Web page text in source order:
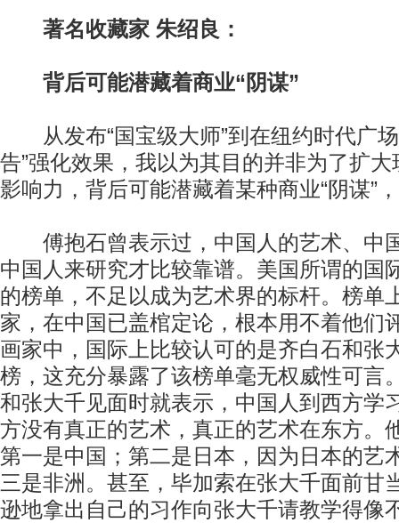
著名收藏家 朱绍良：
背后可能潜藏着商业“阴谋”
从发布“国宝级大师”到在纽约时代广场
告”强化效果，我以为其目的并非为了扩
影响力，背后可能潜藏着某种商业“阴谋”
傅抱石曾表示过，中国人的艺术、中
中国人来研究才比较靠谱。美国所谓的国
的榜单，不足以成为艺术界的标杆。榜单
家，在中国已盖棺定论，根本用不着他们
画家中，国际上比较认可的是齐白石和张
榜，这充分暴露了该榜单毫无权威性可言
和张大千见面时就表示，中国人到西方学
方没有真正的艺术，真正的艺术在东方。
第一是中国；第二是日本，因为日本的艺
三是非洲。甚至，毕加索在张大千面前甘
逊地拿出自己的习作向张大千请教学得像